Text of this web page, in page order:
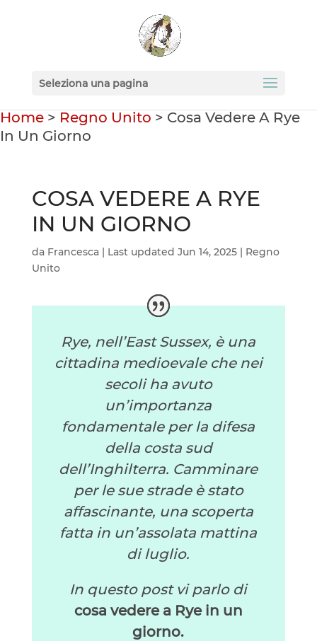
Seleziona una pagina
Home > Regno Unito > Cosa Vedere A Rye
In Un Giorno
COSA VEDERE A RYE
IN UN GIORNO
da Francesca| Last updated Jun 14, 2025| Regno
Unito
Rye, nell’East Sussex, è una
cittadina medioevale che nei
secoli ha avuto
un’importanza
fondamentale per la difesa
della costa sud
dell’Inghilterra. Camminare
per le sue strade è stato
affascinante, una scoperta
fatta in un’assolata mattina
di luglio.
In questo post vi parlo di
cosa vedere a Rye in un
giorno.